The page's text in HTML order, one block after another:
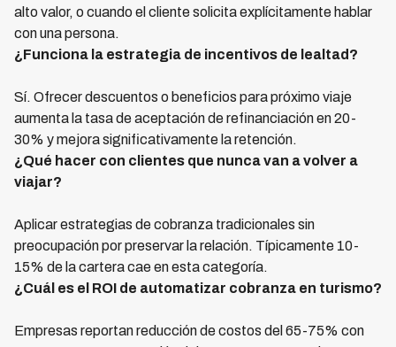
alto valor, o cuando el cliente solicita explícitamente hablar
con una persona.
¿Funciona la estrategia de incentivos de lealtad?
Sí. Ofrecer descuentos o beneficios para próximo viaje
aumenta la tasa de aceptación de refinanciación en 20-
30% y mejora significativamente la retención.
¿Qué hacer con clientes que nunca van a volver a
viajar?
Aplicar estrategias de cobranza tradicionales sin
preocupación por preservar la relación. Típicamente 10-
15% de la cartera cae en esta categoría.
¿Cuál es el ROI de automatizar cobranza en turismo?
Empresas reportan reducción de costos del 65-75% con